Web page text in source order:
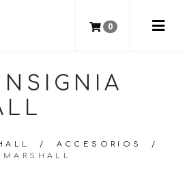
0
/ ACCESORIOS
/